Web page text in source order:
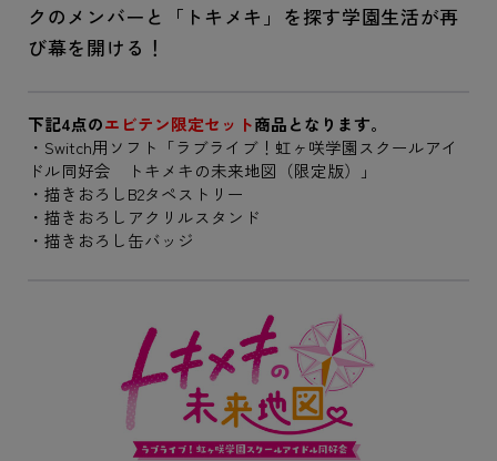
クのメンバーと「トキメキ」を探す学園生活が再
び幕を開ける！
下記4点のエビテン限定セット商品となります。
・Switch用ソフト「ラブライブ！虹ヶ咲学園スクールアイ
ドル同好会 トキメキの未来地図（限定版）」
・描きおろしB2タペストリー
・描きおろしアクリルスタンド
・描きおろし缶バッジ